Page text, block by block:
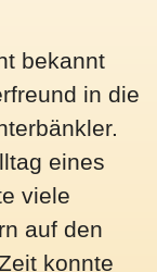
bekannt
in die
eines
viele
auf den
konnte